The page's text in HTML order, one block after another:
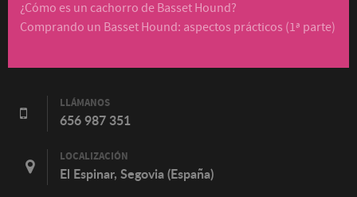
¿Cómo es un cachorro de Basset Hound?
Comprando un Basset Hound: aspectos prácticos (1ª parte)
LLÁMANOS
656 987 351
LOCALIZACIÓN
El Espinar, Segovia (España)